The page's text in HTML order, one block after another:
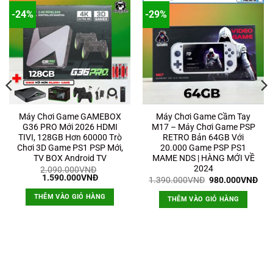
-24%
Máy Chơi Game GAMEBOX
G36 PRO Mới 2026 HDMI
TIVI, 128GB Hơn 60000 Trò
Chơi 3D Game PS1 PSP Mới,
TV BOX Android TV
2.090.000VNĐ
Giá
là:
2.090.000VNĐ.
1.590.000VNĐGiá
tại
là:
1.590.000VNĐ.
THÊM VÀO GIỎ HÀNG
-29%
Máy Chơi Game Cầm Tay
M17 – Máy Chơi Game PSP
RETRO Bản 64GB Với
20.000 Game PSP PS1
MAME NDS | HÀNG MỚI VỀ
2024
1.390.000VNĐ Giá
là:
1.390.000VNĐ.
980.000VNĐGiá
THÊM VÀO GIỎ HÀNG